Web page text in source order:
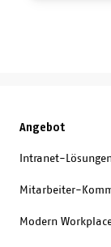
Angebot
Intranet-
Mitarbeiter-
Modern